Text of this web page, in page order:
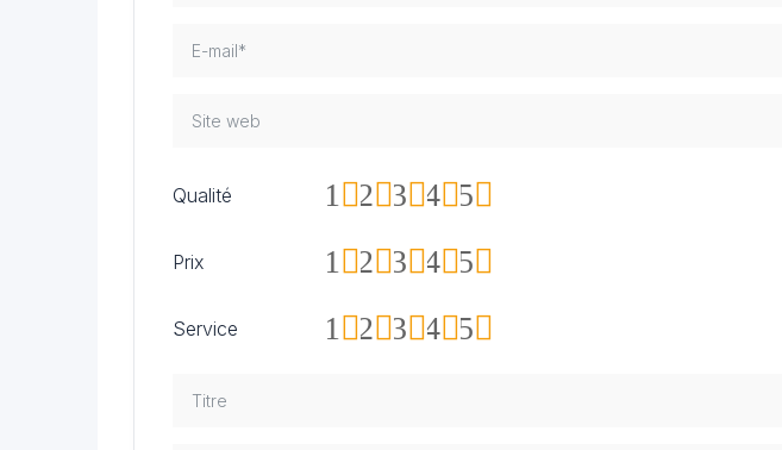
Qualité 5
4
3
2
1
Prix 5
4
3
2
1
Service 5
4
3
2
1